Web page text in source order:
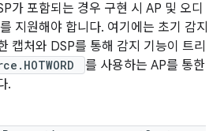
가 포함되는 경우 구현 시 AP 및 오디
지원해야 합니다. 여기에는 초기 감지
캡처와 DSP를 통해 감지 기능이 트리
를 사용하는 AP를 통한
.